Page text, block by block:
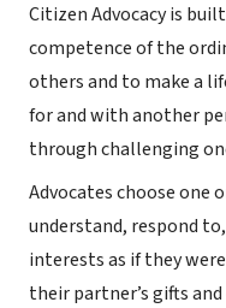
Citizen Advocacy is
competence of the
others and to make a
for and with another
through challenging
Advocates choose one
understand, respond
interests as if they
their partner’s gifts